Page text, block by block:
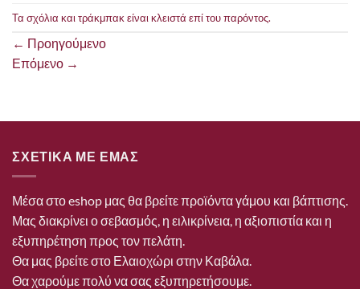
Τα σχόλια και τράκμπακ είναι κλειστά επί του παρόντος.
← Προηγούμενο
Επόμενο →
ΣΧΕΤΙΚΑ ΜΕ ΕΜΑΣ
Μέσα στο eshop μας θα βρείτε προϊόντα γάμου και βάπτισης.
Μας διακρίνει ο σεβασμός, η ειλικρίνεια, η αξιοπιστία και η
εξυπηρέτηση προς τον πελάτη.
Θα μας βρείτε στο Ελαιοχώρι στην Καβάλα.
Θα χαρούμε πολύ να σας εξυπηρετήσουμε.